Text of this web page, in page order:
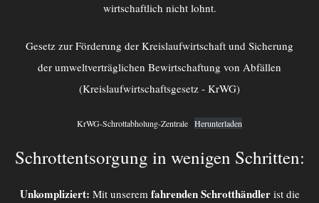
wirtschaftlich nicht lohnt.
Gesetz zur Förderung der Kreislaufwirtschaft und Sicherung
der umweltverträglichen Bewirtschaftung von Abfällen
(Kreislaufwirtschaftsgesetz - KrWG)
KrWG-Schrottabholung-Zentrale Herunterladen
Schrottentsorgung in wenigen Schritten:
Unkompliziert: Mit unserem fahrenden Schrotthändlerist die